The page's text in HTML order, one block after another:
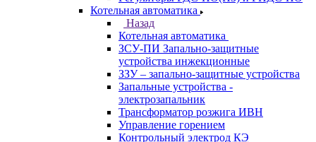
Котельная автоматика
Назад
Котельная автоматика
ЗСУ-ПИ Запально-защитные
устройства инжекционные
ЗЗУ – запально-защитные устройства
Запальные устройства -
электрозапальник
Трансформатор розжига ИВН
Управление горением
Контрольный электрод КЭ